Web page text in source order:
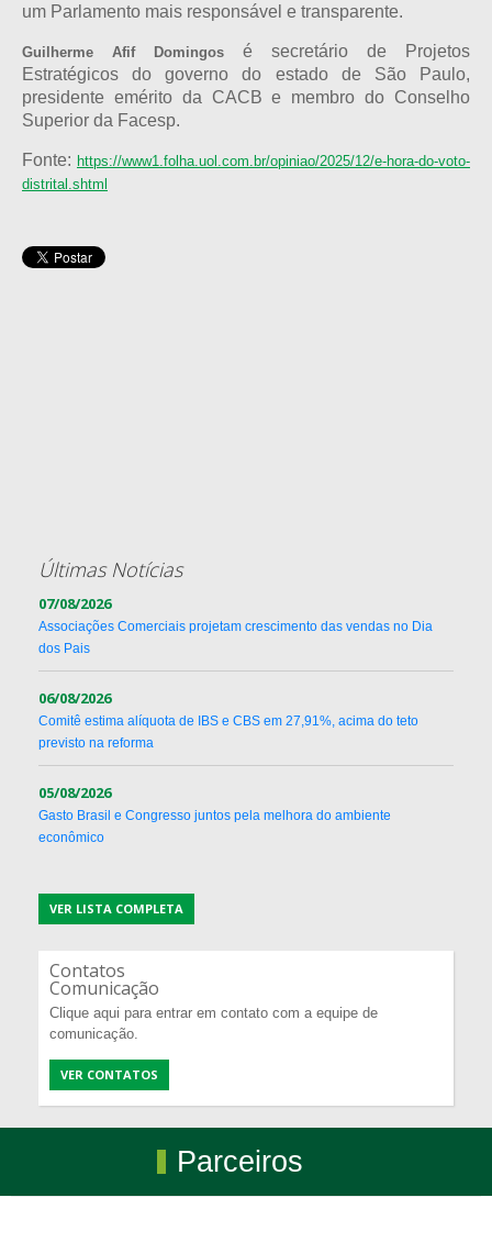
um Parlamento mais responsável e transparente.
Guilherme Afif Domingos é secretário de Projetos
Estratégicos do governo do estado de São Paulo,
presidente emérito da CACB e membro do Conselho
Superior da Facesp.
Fonte: https://www1.folha.uol.com.br/opiniao/2025/12/e-hora-do-voto-
distrital.shtml
Últimas Notícias
07/08/2026
Associações Comerciais projetam crescimento das vendas no Dia
dos Pais
06/08/2026
Comitê estima alíquota de IBS e CBS em 27,91%, acima do teto
previsto na reforma
05/08/2026
Gasto Brasil e Congresso juntos pela melhora do ambiente
econômico
VER LISTA COMPLETA
Contatos
Comunicação
Clique aqui para entrar em contato com a equipe de
comunicação.
VER CONTATOS
Parceiros